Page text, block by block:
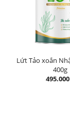
Lứt Tảo xoắn
400g